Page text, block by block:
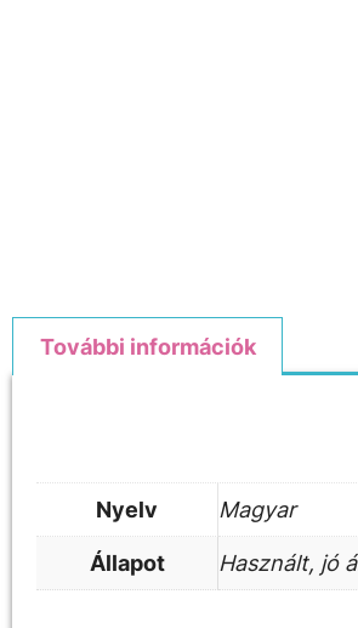
További információk
Nyelv Magyar
Állapot Használt, jó